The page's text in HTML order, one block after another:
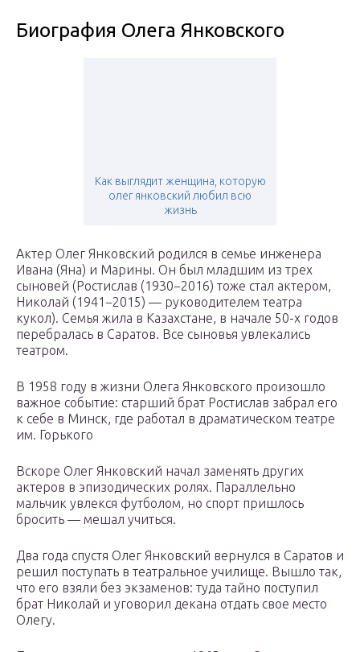
Биография Олега Янковского
Как выглядит женщина, которую
олег янковский любил всю
жизнь
Актер Олег Янковский родился в семье инженера
Ивана (Яна) и Марины. Он был младшим из трех
сыновей (Ростислав (1930−2016) тоже стал актером,
Николай (1941−2015) — руководителем театра
кукол). Семья жила в Казахстане, в начале 50-х годов
перебралась в Саратов. Все сыновья увлекались
театром.
В 1958 году в жизни Олега Янковского произошло
важное событие: старший брат Ростислав забрал его
к себе в Минск, где работал в драматическом театре
им. Горького
Вскоре Олег Янковский начал заменять других
актеров в эпизодических ролях. Параллельно
мальчик увлекся футболом, но спорт пришлось
бросить — мешал учиться.
Два года спустя Олег Янковский вернулся в Саратов и
решил поступать в театральное училище. Вышло так,
что его взяли без экзаменов: туда тайно поступил
брат Николай и уговорил декана отдать свое место
Олегу.